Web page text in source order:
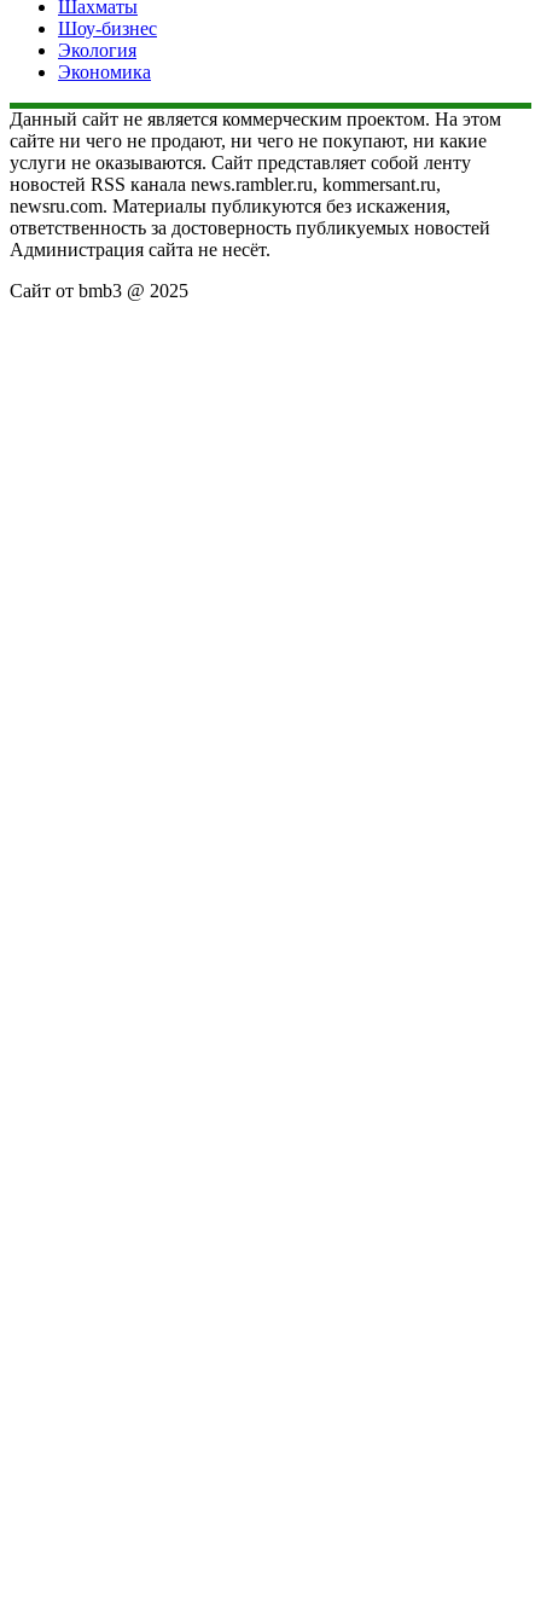
Шахматы
Шоу-бизнес
Экология
Экономика
Данный сайт не является коммерческим проектом. На этом
сайте ни чего не продают, ни чего не покупают, ни какие
услуги не оказываются. Сайт представляет собой ленту
новостей RSS канала news.rambler.ru, kommersant.ru,
newsru.com. Материалы публикуются без искажения,
ответственность за достоверность публикуемых новостей
Администрация сайта не несёт.
Сайт от bmb3 @ 2025